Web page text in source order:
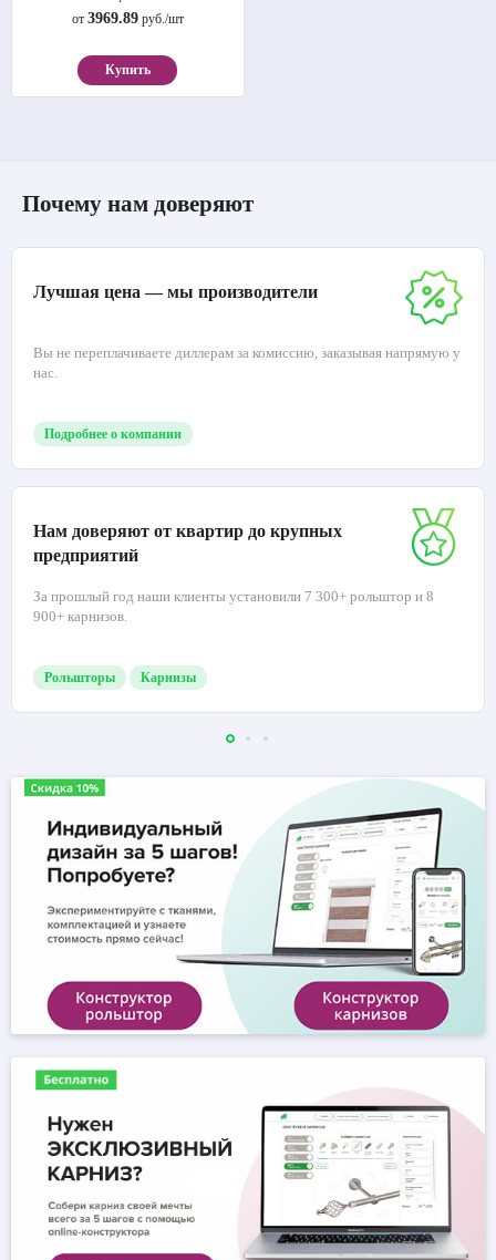
от 3969.89руб./шт
Купить
Почему нам доверяют
Лучшая цена — мы производители
Вы не переплачиваете диллерам за комиссию, заказывая напрямую у
нас.
Подробнее о компании
Нам доверяют от квартир до крупных
предприятий
За прошлый год наши клиенты установили 7 300+ рольштор и 8
900+ карнизов.
Рольшторы Карнизы